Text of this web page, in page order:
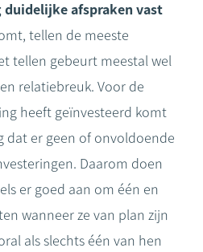
afspraken vast
tellen de meeste
tellen gebeurt meestal wel
relatiebreuk. Voor de
heeft geïnvesteerd komt
dat er geen of onvoldoende
Daarom doen
er goed aan om één en
wanneer ze van plan zijn
als slechts één van hen